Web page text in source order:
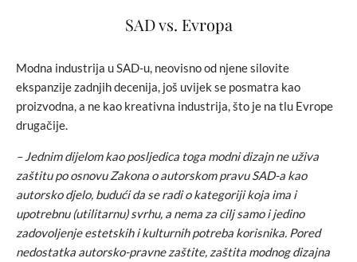
SAD vs. Evropa
Modna industrija u SAD-u, neovisno od njene silovite
ekspanzije zadnjih decenija, još uvijek se posmatra kao
proizvodna, a ne kao kreativna industrija, što je na tlu Evrope
drugačije.
– Jednim dijelom kao posljedica toga modni dizajn ne uživa
zaštitu po osnovu Zakona o autorskom pravu SAD-a kao
autorsko djelo, budući da se radi o kategoriji koja ima i
upotrebnu (utilitarnu) svrhu, a nema za cilj samo i jedino
zadovoljenje estetskih i kulturnih potreba korisnika. Pored
nedostatka autorsko-pravne zaštite, zaštita modnog dizajna